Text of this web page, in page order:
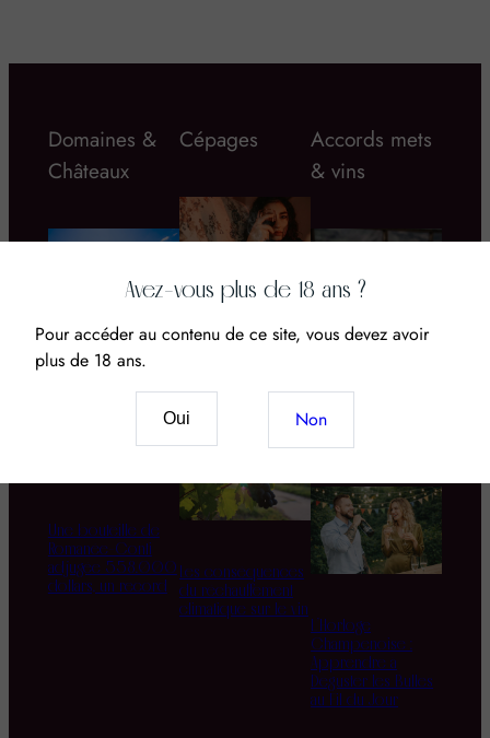
Domaines &
Châteaux
Domaine d’Aupilhac
Une bouteille de
Romanée-Conti
adjugée 558.000
dollars, un record
Cépages
Vin & CBD : Le
terroir
Les conséquences
du réchauffement
climatique sur le vin
Accords mets
& vins
moments et
L’Horloge
Champenoise :
Apprendre à
Déguster les Bulles
au Fil du Jour
Avez-vous plus de 18 ans ?
Pour accéder au contenu de ce site, vous devez avoir
plus de 18 ans.
Oui Non